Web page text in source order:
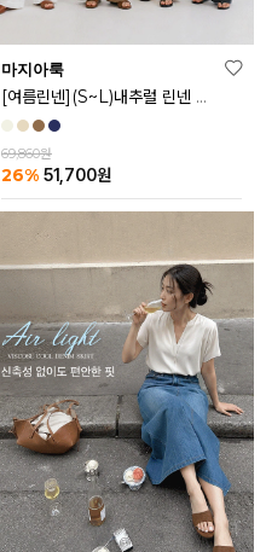
마지아룩
[여름린넨](S~L)내추럴 린넨 와이드 밴딩 팬츠
69,860원
26% 51,700원